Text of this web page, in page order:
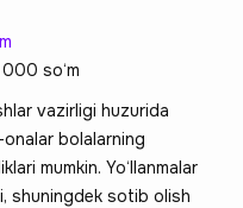
so‘m
vazirligi huzurida
bolalarning
mumkin. Yo‘llanmalar
shuningdek sotib olish